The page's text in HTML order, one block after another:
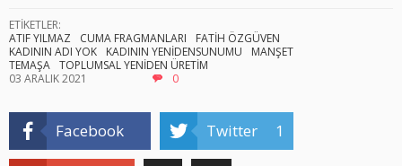
ETİKETLER:
ATIF YILMAZ
CUMA FRAGMANLARI
FATİH ÖZGÜVEN
KADININ ADI YOK
KADININ YENİDENSUNUMU
MANŞET
TEMAŞA TOPLUMSAL YENİDEN ÜRETİM
03 ARALIK 2021
0
Facebook Twitter 1